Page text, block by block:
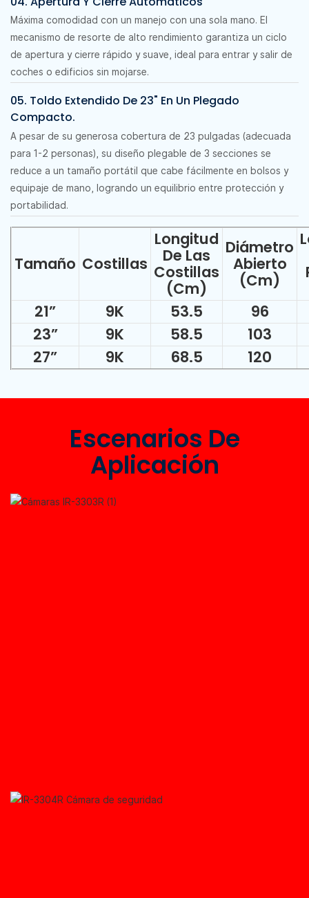
Máxima comodidad con un manejo con una sola mano. El
mecanismo de resorte de alto rendimiento garantiza un ciclo
de apertura y cierre rápido y suave, ideal para entrar y salir de
coches o edificios sin mojarse.
05. Toldo Extendido De 23" En Un Plegado
Compacto.
A pesar de su generosa cobertura de 23 pulgadas (adecuada
para 1-2 personas), su diseño plegable de 3 secciones se
reduce a un tamaño portátil que cabe fácilmente en bolsos y
equipaje de mano, logrando un equilibrio entre protección y
portabilidad.
Tamaño Costillas
Longitud
De Las
Costillas
(cm)
Diámetro
Abierto
(cm)
21” 9K 53.5
96
23” 9K 58.5
103
27” 9K 68.5 120
Escenarios De
Aplicación